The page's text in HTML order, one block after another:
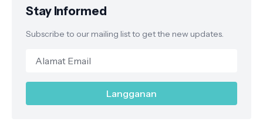
Stay Informed
Subscribe to our mailing list to get the new updates.